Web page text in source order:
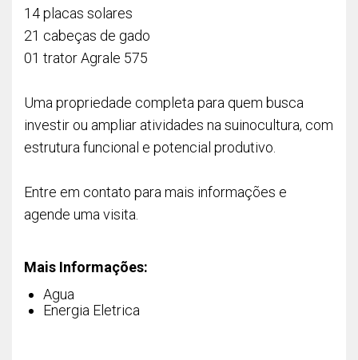
14 placas solares
21 cabeças de gado
01 trator Agrale 575
Uma propriedade completa para quem busca
investir ou ampliar atividades na suinocultura, com
estrutura funcional e potencial produtivo.
Entre em contato para mais informações e
agende uma visita.
Mais Informações:
Agua
Energia Eletrica